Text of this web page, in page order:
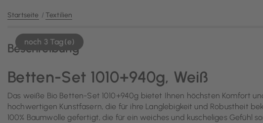
Startseite Textilien
noch 3 Tag(e)
Beschreibung
Betten-Set 1010+940g, Weiß
Das weiße Bio Betten-Set 1010+940g bietet Ihnen höchsten Komfort
hochwertigen Kunstfasern, die für ihre Langlebigkeit und Robustheit
100% Baumwolle gefertigt, die für ein weiches und kuscheliges Gefühl